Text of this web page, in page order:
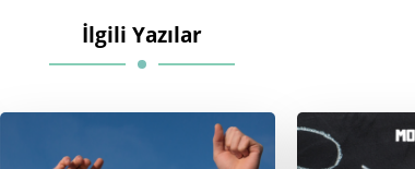
İlgili Yazılar